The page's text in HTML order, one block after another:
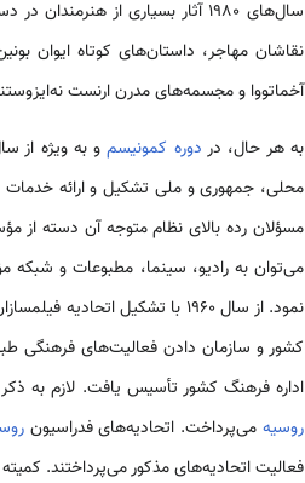
سال‌های 1980 آثار بسیاری از
نقاشان مهاجر، داستان‌های کوتاه ایوان
آخماتووا و مجسمه‌های مدرن ارنست
به هر حال، در دوره کمونیسم
محلی، جمهوری و ملی تشکیل و ارائه
مسؤلان رده بالای نظام متوجه آن دسته از
می‌توان به رادیو، سینما، مطبوعات و
نمود. از سال 1960 با تشکیل
اداره فرهنگ کشور تأسیس یافت. لازم به
روسیهمی‌پرداخت. اتحادیه‌های فدراسیون
فعالیت اتحادیه‌های مذکور می‌پرداختند.